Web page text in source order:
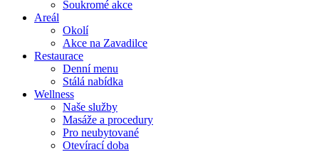
Soukromé akce
Areál
Okolí
Akce na Zavadilce
Restaurace
Denní menu
Stálá nabídka
Wellness
Naše služby
Masáže a procedury
Pro neubytované
Otevírací doba